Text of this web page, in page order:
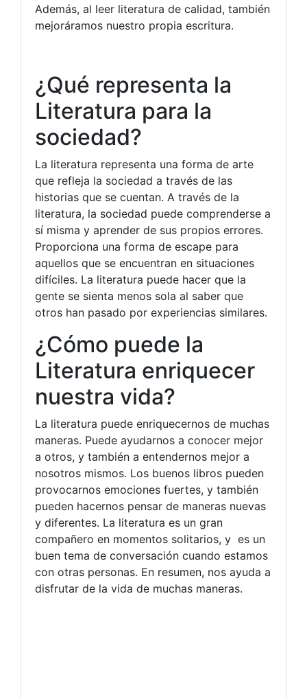
Además, al leer literatura de calidad, también
mejoráramos nuestro propia escritura.
¿Qué representa la
Literatura para la
sociedad?
La literatura representa una forma de arte
que refleja la sociedad a través de las
historias que se cuentan. A través de la
literatura, la sociedad puede comprenderse a
sí misma y aprender de sus propios errores.
Proporciona una forma de escape para
aquellos que se encuentran en situaciones
difíciles. La literatura puede hacer que la
gente se sienta menos sola al saber que
otros han pasado por experiencias similares.
¿Cómo puede la
Literatura enriquecer
nuestra vida?
La literatura puede enriquecernos de muchas
maneras. Puede ayudarnos a conocer mejor
a otros, y también a entendernos mejor a
nosotros mismos. Los buenos libros pueden
provocarnos emociones fuertes, y también
pueden hacernos pensar de maneras nuevas
y diferentes. La literatura es un gran
compañero en momentos solitarios, y es un
buen tema de conversación cuando estamos
con otras personas. En resumen, nos ayuda a
disfrutar de la vida de muchas maneras.